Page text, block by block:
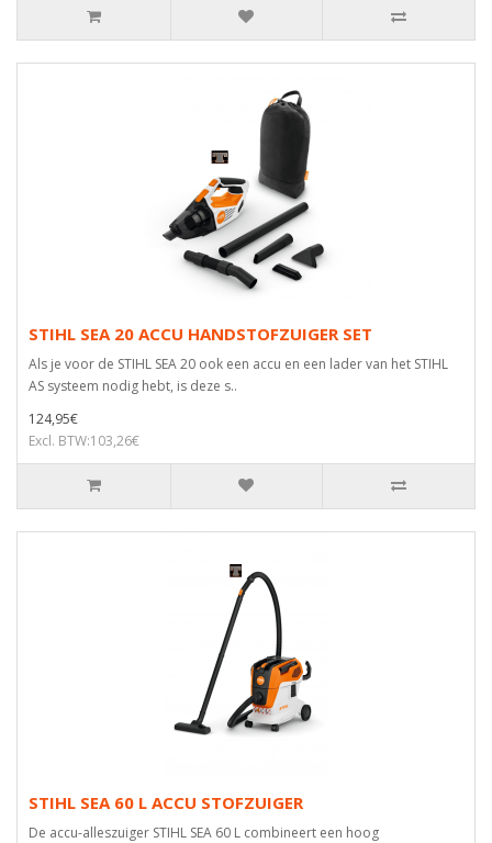
STIHL SEA 20 ACCU HANDSTOFZUIGER SET
Als je voor de STIHL SEA 20 ook een accu en een lader van het STIHL
AS systeem nodig hebt, is deze s..
124,95€
Excl. BTW:103,26€
STIHL SEA 60 L ACCU STOFZUIGER
De accu-alleszuiger STIHL SEA 60 L combineert een hoog